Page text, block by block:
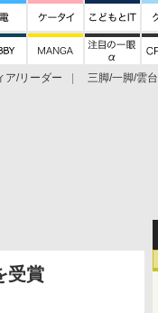
ア/リーダー 三脚/一脚/雲台
受賞